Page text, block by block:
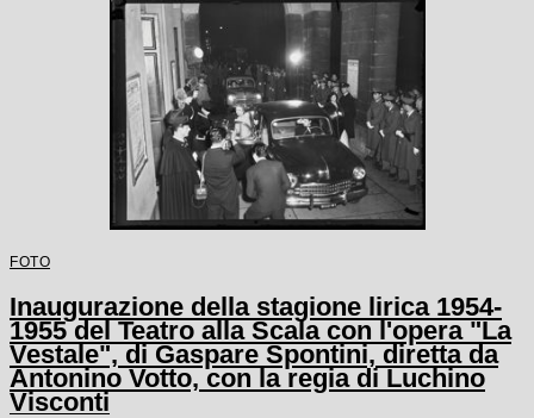
FOTO
Inaugurazione della stagione lirica 1954-
1955 del Teatro alla Scala con l'opera "La
Vestale", di Gaspare Spontini, diretta da
Antonino Votto, con la regia di Luchino
Visconti